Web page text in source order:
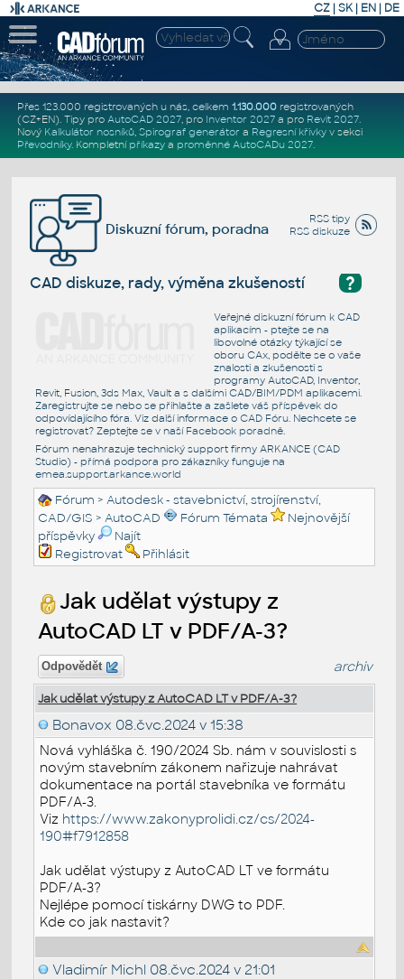
CZ | SK| EN | DE
Přes 123.000 registrovaných u nás, celkem 1.130.000registrovaných
(CZ+EN). Tipy pro AutoCAD 2027, pro Inventor 2027a pro Revit 2027.
Nový Kalkulátor nosníků, Spirograf generátor a Regresní křivkyv sekci
Převodníky. Kompletní příkazya proměnné AutoCADu 2027.
RSS tipy
RSS diskuze
Diskuzní fórum, poradna
?
CAD diskuze, rady, výměna zkušeností
Veřejné diskuzní fórum k CAD
aplikacím - ptejte se na
libovolné otázky týkající se
oboru CAx, podělte se o vaše
znalosti a zkušenosti s
programy AutoCAD, Inventor,
Revit, Fusion, 3ds Max, Vault a s dalšími CAD/BIM/PDM aplikacemi.
Zaregistrujte se nebo se přihlašte a zašlete váš příspěvek do
odpovídajícího fóra. Viz další informace o CAD Fóru. Nechcete se
registrovat? Zeptejte se v naší Facebook poradně.
Fórum nenahrazuje technický support firmy ARKANCE (CAD
Studio) - přímá podpora pro zákazníky funguje na
emea.support.arkance.world
Fórum >Autodesk - stavebnictví, strojírenství,
CAD/GIS >AutoCAD Fórum Témata
Nejnovější
příspěvky
Najít
Registrovat
Přihlásit
Jak udělat výstupy z
AutoCAD LT v PDF/A-3?
Odpovědět archiv
Jak udělat výstupy z AutoCAD LT v PDF/A-3?
Bonavox 08.čvc.2024 v 15:38
Nová vyhláška č. 190/2024 Sb. nám v souvislosti s
novým stavebním zákonem nařizuje nahrávat
dokumentace na portál stavebníka ve formátu
PDF/A-3.
Viz https://www.zakonyprolidi.cz/cs/2024-
190#f7912858
Jak udělat výstupy z AutoCAD LT ve formátu
PDF/A-3?
Nejlépe pomocí tiskárny DWG to PDF.
Kde co jak nastavit?
Vladimír Michl 08.čvc.2024 v 21:01